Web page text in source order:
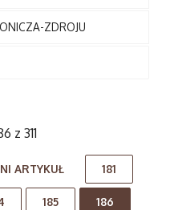
ZDROJU
z 311
ARTYKUŁ 181
185 186